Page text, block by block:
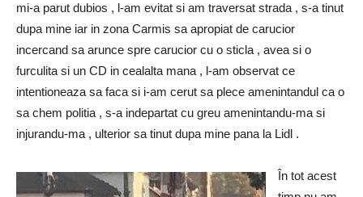
mi-a parut dubios , l-am evitat si am traversat strada , s-a tinut
dupa mine iar in zona Carmis sa apropiat de carucior
incercand sa arunce spre carucior cu o sticla , avea si o
furculita si un CD in cealalta mana , l-am observat ce
intentioneaza sa faca si i-am cerut sa plece amenintandul ca o
sa chem politia , s-a indepartat cu greu amenintandu-ma si
injurandu-ma , ulterior sa tinut dupa mine pana la Lidl .
În tot acest